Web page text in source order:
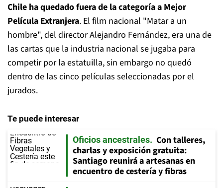
Chile ha quedado fuera de la categoría a Mejor
Película Extranjera. El film nacional "Matar a un
hombre", del director Alejandro Fernández, era una de
las cartas que la industria nacional se jugaba para
competir por la estatuilla, sin embargo no quedó
dentro de las cinco películas seleccionadas por el
jurados.
Te puede interesar
Oficios ancestrales
Con talleres,
charlas y exposición gratuita:
Santiago reunirá a artesanas en
encuentro de cestería y fibras